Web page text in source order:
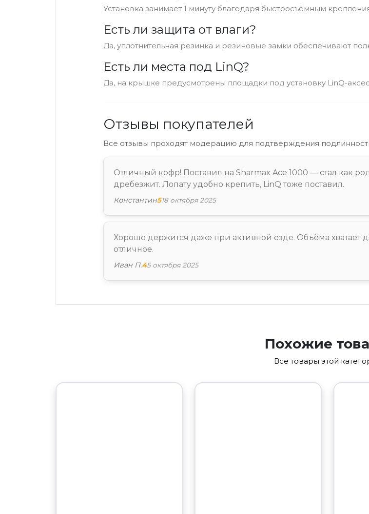
Установка занимает 1 минуту благодаря быстросъёмным
Есть ли защита от влаги?
Да, уплотнительная резинка и резиновые замки обеспечивают
Есть ли места под LinQ?
Да, на крышке предусмотрены площадки под установку LinQ-
Отзывы покупателей
Все отзывы проходят модерацию для подтверждения
Отличный кофр! Поставил на Sharmax Ace 1000 — стал как
дребезжит. Лопату удобно крепить, LinQ тоже поставил.
Константин518 октября 2025
Хорошо держится даже при активной езде. Объёма хватает
отличное.
Иван П.45 октября 2025
Похожие
Все товары этой